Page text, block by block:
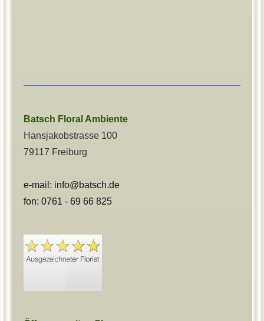
Batsch Floral Ambiente
Hansjakobstrasse 100
79117 Freiburg
e-mail: info@batsch.de
fon: 0761 - 69 66 825